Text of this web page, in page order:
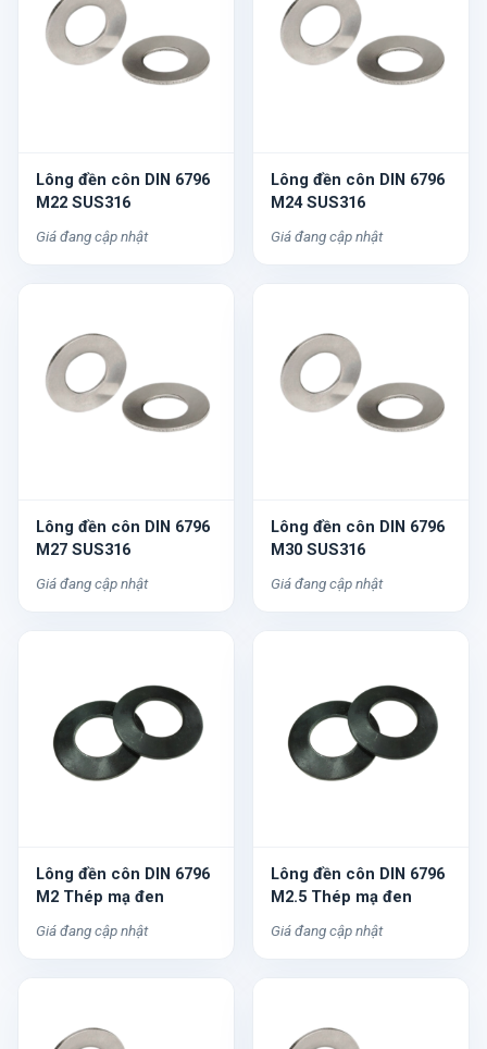
Lông đền côn DIN 6796
M22 SUS316
Giá đang cập nhật
Lông đền côn DIN 6796
M24 SUS316
Giá đang cập nhật
Lông đền côn DIN 6796
M27 SUS316
Giá đang cập nhật
Lông đền côn DIN 6796
M30 SUS316
Giá đang cập nhật
Lông đền côn DIN 6796
M2 Thép mạ đen
Giá đang cập nhật
Lông đền côn DIN 6796
M2.5 Thép mạ đen
Giá đang cập nhật